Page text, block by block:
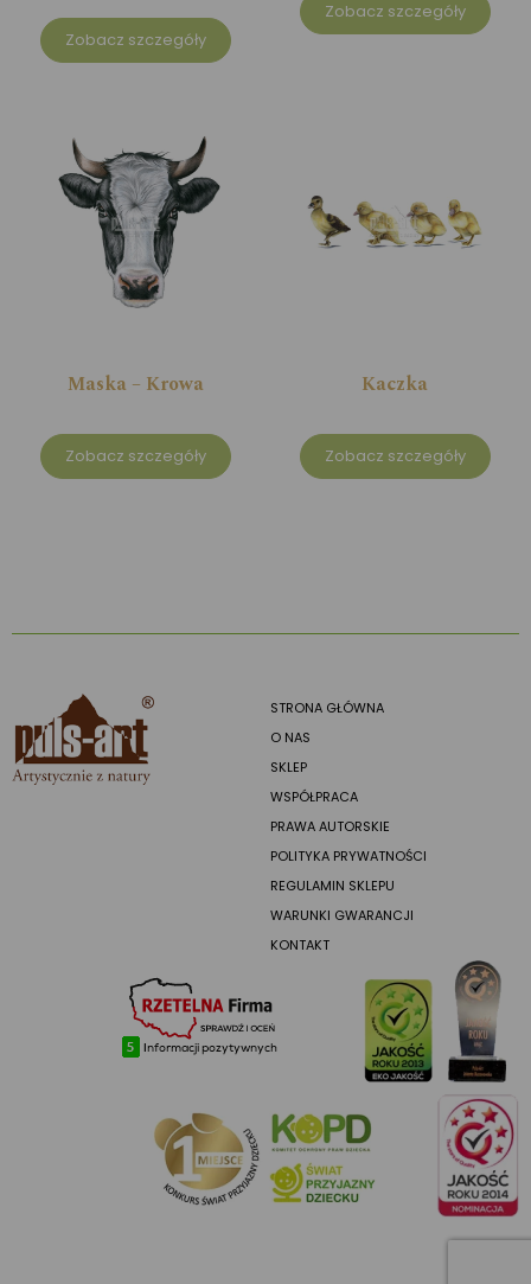
Zobacz szczegóły
Zobacz szczegóły
Maska – Krowa
Zobacz szczegóły
Kaczka
Zobacz szczegóły
STRONA GŁÓWNA
O NAS
SKLEP
WSPÓŁPRACA
PRAWA AUTORSKIE
POLITYKA PRYWATNOŚCI
REGULAMIN SKLEPU
WARUNKI GWARANCJI
KONTAKT